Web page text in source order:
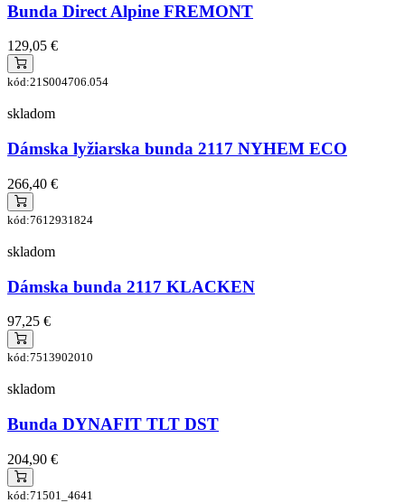
Bunda Direct Alpine FREMONT
129,05 €
kód:21S004706.054
skladom
Dámska lyžiarska bunda 2117 NYHEM ECO
266,40 €
kód:7612931824
skladom
Dámska bunda 2117 KLACKEN
97,25 €
kód:7513902010
skladom
Bunda DYNAFIT TLT DST
204,90 €
kód:71501_4641